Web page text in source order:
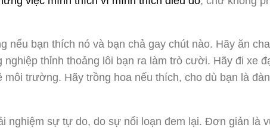
nếu bạn thích nó và bạn chả gay chút nào. Hãy ăn
nghiệp thỉnh thoảng lôi bạn ra làm trò cười. Hãy đi xe
môi trường. Hãy trồng hoa nếu thích, cho dù bạn là
nghiệm sự tự do, do sự nổi loạn đem lại. Đơn giản là